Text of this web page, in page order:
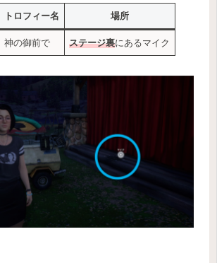
トロフィー名 場所
神の御前で ステージ裏にあるマイク